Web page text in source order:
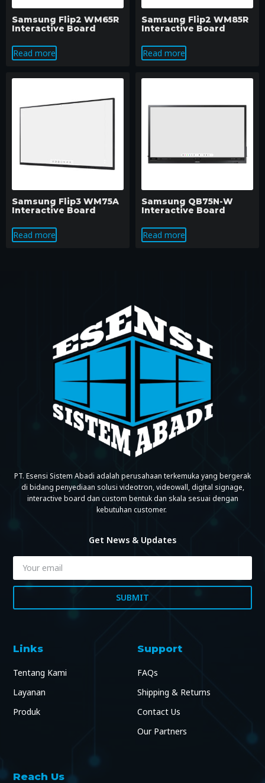
Samsung Flip2 WM65R
Interactive Board
Read more
Samsung Flip2 WM85R
Interactive Board
Read more
Samsung Flip3 WM75A
Interactive Board
Read more
Samsung QB75N-W
Interactive Board
Read more
PT. Esensi Sistem Abadi adalah perusahaan terkemuka yang bergerak
di bidang penyediaan solusi videotron, videowall, digital signage,
interactive board dan custom bentuk dan skala sesuai dengan
kebutuhan customer.
Get News & Updates
SUBMIT
Links
Tentang Kami
Layanan
Produk
Support
FAQs
Shipping & Returns
Contact Us
Our Partners
Reach Us